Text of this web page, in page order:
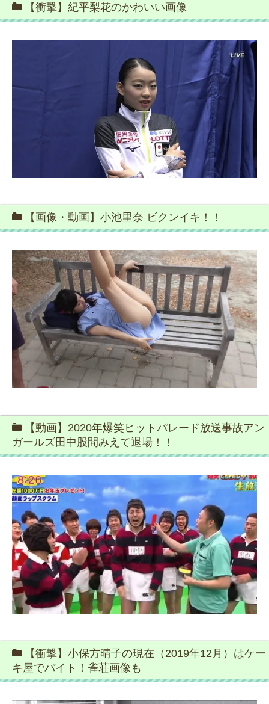
【衝撃】紀平梨花のかわいい画像
【画像・動画】小池里奈 ビクンイキ！！
【動画】2020年爆笑ヒットパレード放送事故アン
ガールズ田中股間みえて退場！！
【衝撃】小保方晴子の現在（2019年12月）はケー
キ屋でバイト！雀荘画像も